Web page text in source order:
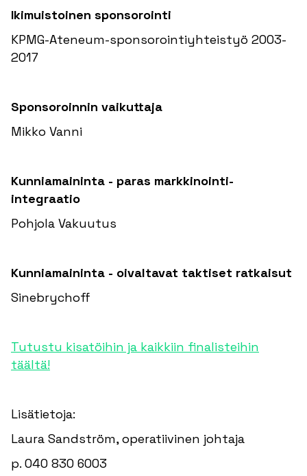
Ikimuistoinen sponsorointi
KPMG-Ateneum-sponsorointiyhteistyö 2003-
2017
Sponsoroinnin vaikuttaja
Mikko Vanni
Kunniamaininta - paras markkinointi-
integraatio
Pohjola Vakuutus
Kunniamaininta - oivaltavat taktiset ratkaisut
Sinebrychoff
Tutustu kisatöihin ja kaikkiin finalisteihin
täältä!
Lisätietoja:
Laura Sandström, operatiivinen johtaja
p. 040 830 6003